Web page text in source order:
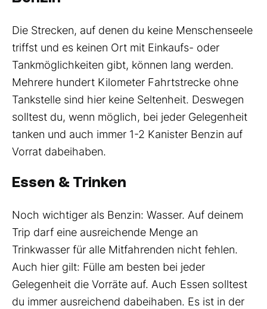
Die Strecken, auf denen du keine Menschenseele
triffst und es keinen Ort mit Einkaufs- oder
Tankmöglichkeiten gibt, können lang werden.
Mehrere hundert Kilometer Fahrtstrecke ohne
Tankstelle sind hier keine Seltenheit. Deswegen
solltest du, wenn möglich, bei jeder Gelegenheit
tanken und auch immer 1-2 Kanister Benzin auf
Vorrat dabeihaben.
Essen & Trinken
Noch wichtiger als Benzin: Wasser. Auf deinem
Trip darf eine ausreichende Menge an
Trinkwasser für alle Mitfahrenden nicht fehlen.
Auch hier gilt: Fülle am besten bei jeder
Gelegenheit die Vorräte auf. Auch Essen solltest
du immer ausreichend dabeihaben. Es ist in der